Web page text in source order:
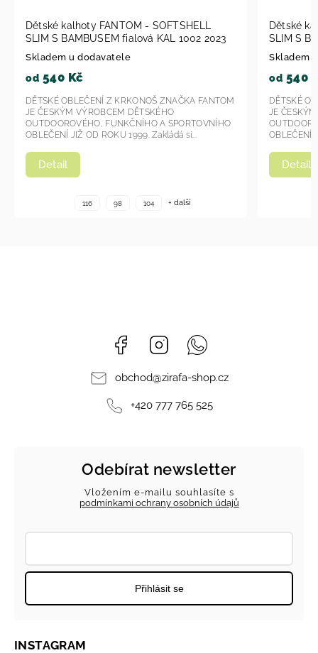
Dětské kalhoty FANTOM - SOFTSHELL
SLIM S BAMBUSEM fialová KAL 1002 2023
Skladem u dodavatele
od 540 Kč
Detail
DĚTSKÉ OBLEČENÍ Z KRKONOŠ ZNAČKA FANTOM
JE ČESKÝM VÝROBCEM DĚTSKÉHO
OUTDOOROVÉHO, FUNKČNÍHO A SPORTOVNÍHO
OBLEČENÍ JIŽ OD ROKU 1999. Zakládá si...
116 98 104 + další
Dětské
SLIM S
2023
Skladem
od 540
Detail
DĚTSKÉ
JE
OBLEČENÍ
Facebook Instagram
obchod@zirafa-shop.cz
+420 777 765 525
Odebírat newsletter
Vložením e-mailu souhlasíte s
podmínkami ochrany osobních údajů
Přihlásit se
INSTAGRAM